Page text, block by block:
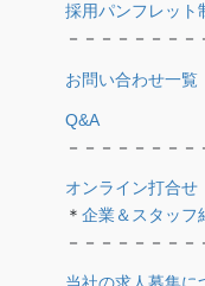
採用パンフレット
－－－－－－－－
お問い合わせ一覧
Q&A
－－－－－－－－
オンライン打合せ
＊ 企業＆スタッフ
－－－－－－－－